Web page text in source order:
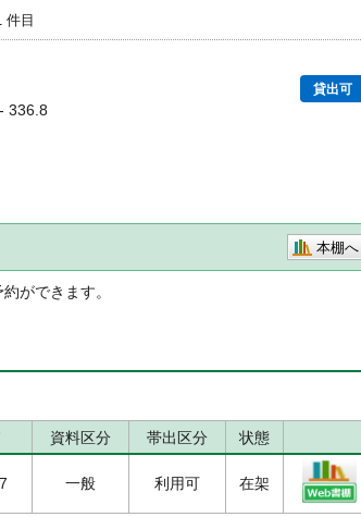
件目
貸出可
336.8
本棚へ
ができます。
資料区分 帯出区分 状態
一般 利用可 在架